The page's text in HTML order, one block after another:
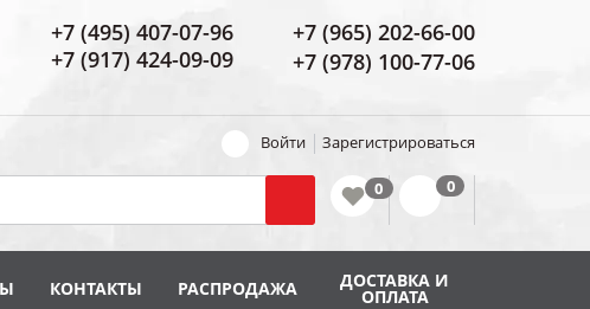
+7 (495) 407-07-96
+7 (917) 424-09-09
+7 (965) 202-66-00
+7 (978) 100-77-06
Войти Зарегистрироваться
КОНТАКТЫ РАСПРОДАЖА ДОСТАВКА И
ОПЛАТА